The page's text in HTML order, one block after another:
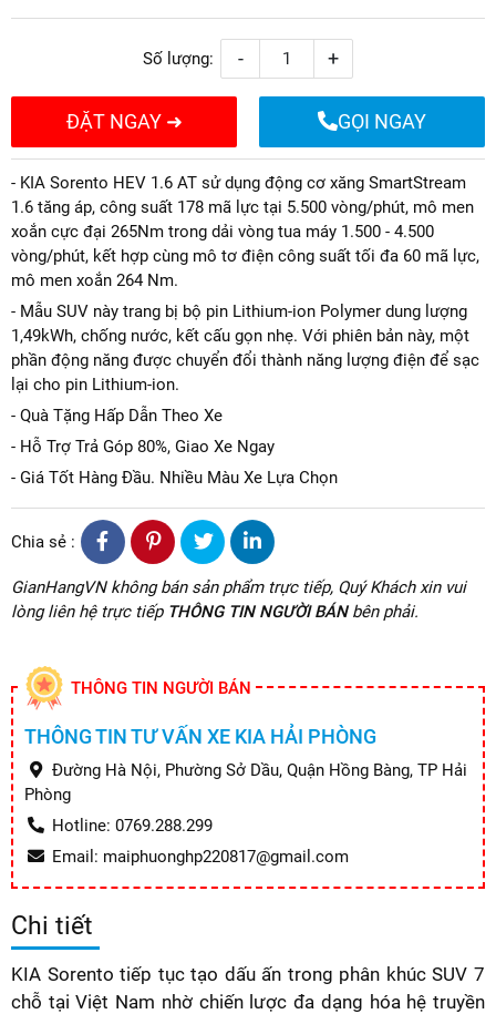
Số lượng: - +
ĐẶT NGAY ➜ GỌI NGAY
- KIA Sorento HEV 1.6 AT sử dụng động cơ xăng SmartStream
1.6 tăng áp, công suất 178 mã lực tại 5.500 vòng/phút, mô men
xoắn cực đại 265Nm trong dải vòng tua máy 1.500 - 4.500
vòng/phút, kết hợp cùng mô tơ điện công suất tối đa 60 mã lực,
mô men xoắn 264 Nm.
- Mẫu SUV này trang bị bộ pin Lithium-ion Polymer dung lượng
1,49kWh, chống nước, kết cấu gọn nhẹ. Với phiên bản này, một
phần động năng được chuyển đổi thành năng lượng điện để sạc
lại cho pin Lithium-ion.
- Quà Tặng Hấp Dẫn Theo Xe
- Hỗ Trợ Trả Góp 80%, Giao Xe Ngay
- Giá Tốt Hàng Đầu. Nhiều Màu Xe Lựa Chọn
Chia sẻ :
GianHangVN không bán sản phẩm trực tiếp, Quý Khách xin vui
lòng liên hệ trực tiếp THÔNG TIN NGƯỜI BÁNbên phải.
THÔNG TIN NGƯỜI BÁN
THÔNG TIN TƯ VẤN XE KIA HẢI PHÒNG
Đường Hà Nội, Phường Sở Dầu, Quận Hồng Bàng, TP Hải
Phòng
Hotline: 0769.288.299
Email: maiphuonghp220817@gmail.com
Chi tiết
KIA Sorento tiếp tục tạo dấu ấn trong phân khúc SUV 7
chỗ tại Việt Nam nhờ chiến lược đa dạng hóa hệ truyền